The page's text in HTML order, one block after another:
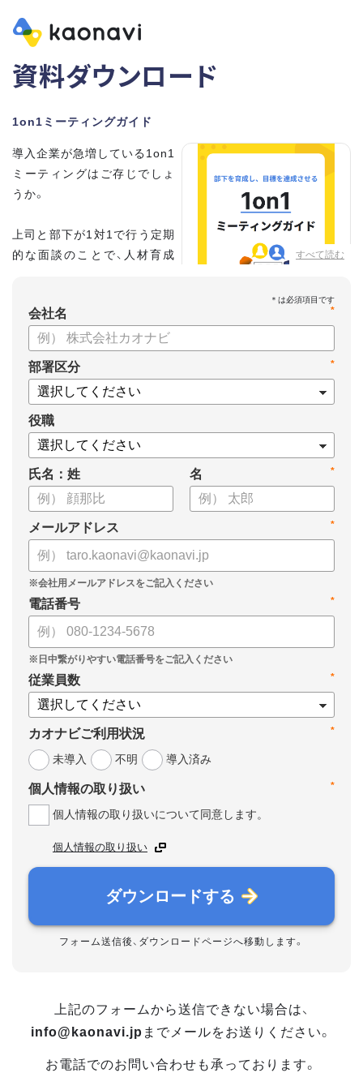
資料ダウンロード
1on1ミーティングガイド
すべて読む
導入企業が急増している1on1
ミーティングはご存じでしょ
うか。
上司と部下が1対1で行う定期
的な面談のことで、人材育成
こちらの資料では、
・1on1とは何か？
・1on1の基本的なやり方
・ 1on1 の基本アジェンダと質問例
についてまとめましたので、ぜひお役立てください。
*
会社名
*
部署区分
役職
氏名：姓 *
名
*
メールアドレス
*
電話番号
*
従業員数
*
カオナビご利用状況
未導入
不明 導入済み
*
個人情報の取り扱い
個人情報の取り扱いについて同意します。
個人情報の取り扱い
ダウンロードする
フォーム送信後、ダウンロードページへ移動します。
上記のフォームから送信できない場合は、
info@kaonavi.jp までメールをお送りください。
お電話でのお問い合わせも承っております。